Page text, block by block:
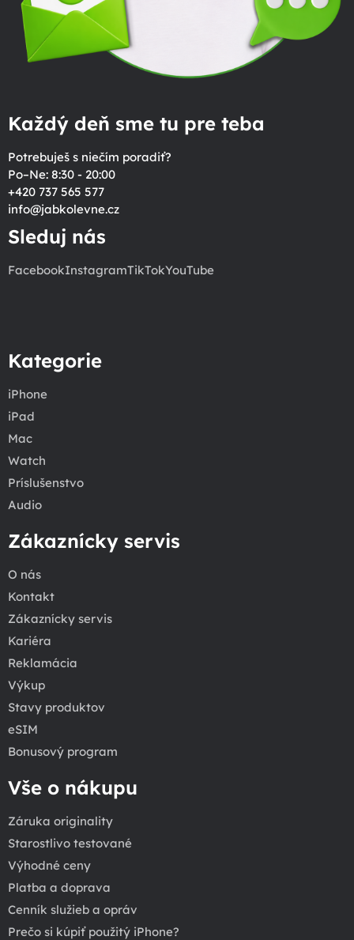
Každý deň sme tu pre teba
Potrebuješ s niečím poradiť?
Po–Ne: 8:30 - 20:00
+420 737 565 577
info@jabkolevne.cz
Sleduj nás
FacebookInstagramTikTokYouTube
Kategorie
iPhone
iPad
Mac
Watch
Príslušenstvo
Audio
Zákaznícky servis
O nás
Kontakt
Zákaznícky servis
Kariéra
Reklamácia
Výkup
Stavy produktov
eSIM
Bonusový program
Vše o nákupu
Záruka originality
Starostlivo testované
Výhodné ceny
Platba a doprava
Cenník služieb a opráv
Prečo si kúpiť použitý iPhone?